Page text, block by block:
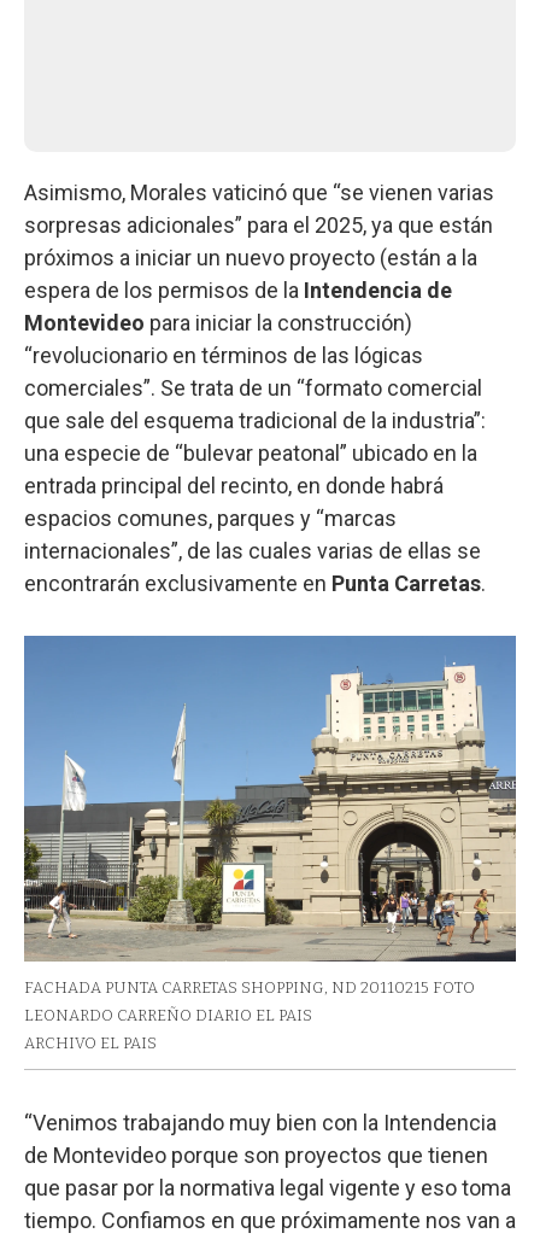
Asimismo, Morales vaticinó que “se vienen varias
sorpresas adicionales” para el 2025, ya que están
próximos a iniciar un nuevo proyecto (están a la
espera de los permisos de la Intendencia de
Montevideo para iniciar la construcción)
“revolucionario en términos de las lógicas
comerciales”. Se trata de un “formato comercial
que sale del esquema tradicional de la industria”:
una especie de “bulevar peatonal” ubicado en la
entrada principal del recinto, en donde habrá
espacios comunes, parques y “marcas
internacionales”, de las cuales varias de ellas se
encontrarán exclusivamente en Punta Carretas.
FACHADA PUNTA CARRETAS SHOPPING, ND 20110215 FOTO
LEONARDO CARREÑO DIARIO EL PAIS
ARCHIVO EL PAIS
“Venimos trabajando muy bien con la Intendencia
de Montevideo porque son proyectos que tienen
que pasar por la normativa legal vigente y eso toma
tiempo. Confiamos en que próximamente nos van a